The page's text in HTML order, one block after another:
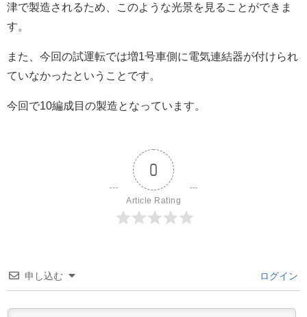
津で製造されるため、このような光景を見ることができま
す。
また、今回の試運転では増1号車側に電気連結器が付けられ
ていなかったということです。
今回で10編成目の製造となっています。
0
Article Rating
申し込む ログイン